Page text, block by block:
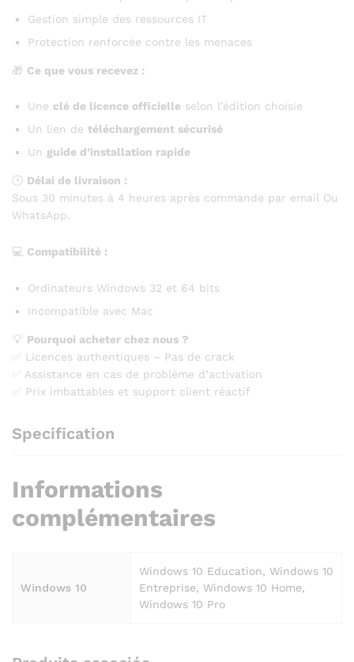
Gestion simple des ressources IT
Protection renforcée contre les menaces
🎁 Ce que vous recevez :
Une clé de licence officielle selon l’édition choisie
Un lien de téléchargement sécurisé
Un guide d’installation rapide
🕒 Délai de livraison :
Sous 30 minutes à 4 heures après commande par email Ou
WhatsApp.
💻 Compatibilité :
Ordinateurs Windows 32 et 64 bits
Incompatible avec Mac
💡 Pourquoi acheter chez nous ?
✅ Licences authentiques – Pas de crack
✅ Assistance en cas de problème d’activation
✅ Prix imbattables et support client réactif
Specification
Informations
complémentaires
Windows 10
Windows 10 Education, Windows 10
Entreprise, Windows 10 Home,
Windows 10 Pro